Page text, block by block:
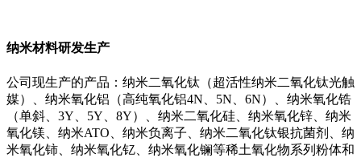
纳米材料研发生产
公司现生产的产品：纳米二氧化钛（超活性纳米二氧化钛光触
媒）、纳米氧化铝（高纯氧化铝4N、5N、6N）、纳米氧化锆
（单斜、3Y、5Y、8Y）、纳米二氧化硅、纳米氧化锌、纳米
氧化镁、纳米ATO、纳米负离子、纳米二氧化钛银抗菌剂、纳
米氧化铈、纳米氧化钇、纳米氧化镧等稀土氧化物系列粉体和